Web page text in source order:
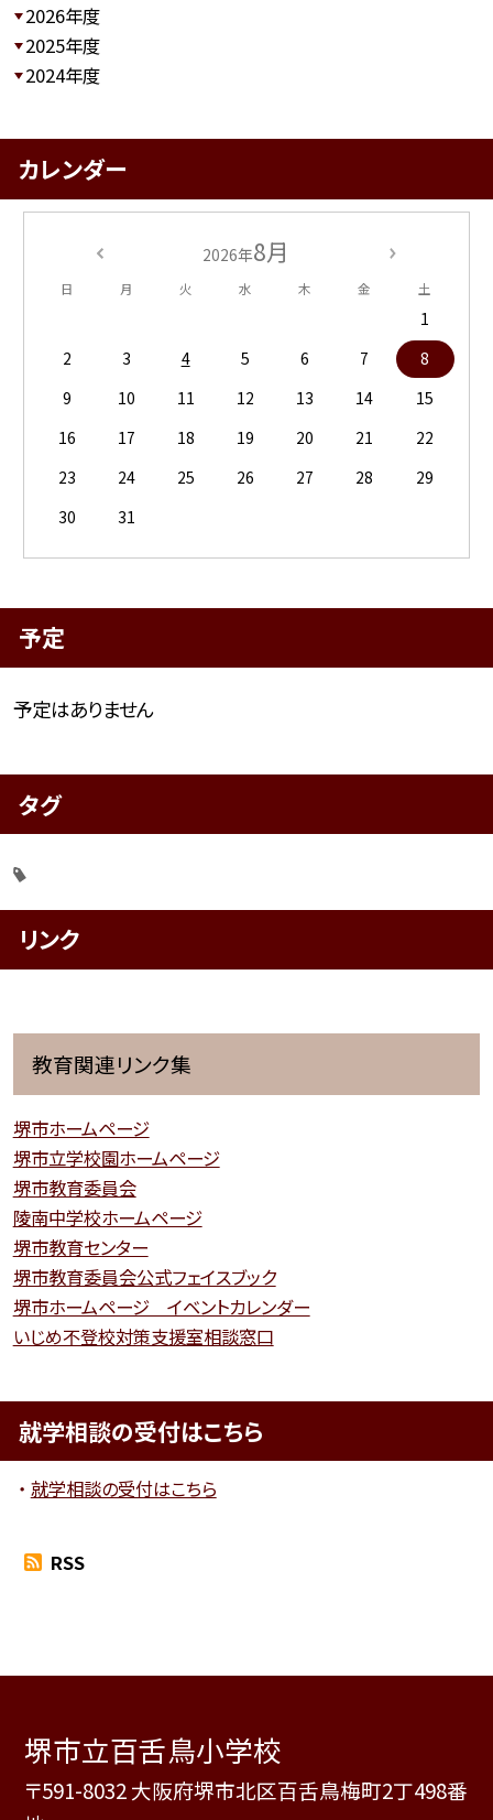
2026年度
2025年度
2024年度
カレンダー
2026年8月
日 月 火 水 木 金 土
1
2
3 4 5 6 7
8
9
10 11 12 13 14
15
16
17 18 19 20 21
22
23
24 25 26 27 28
29
30
31
予定
予定はありません
タグ
リンク
教育関連リンク集
堺市ホームページ
堺市立学校園ホームページ
堺市教育委員会
陵南中学校ホームページ
堺市教育センター
堺市教育委員会公式フェイスブック
堺市ホームページ イベントカレンダー
いじめ不登校対策支援室相談窓口
就学相談の受付はこちら
就学相談の受付はこちら
RSS
堺市立百舌鳥小学校
〒591-8032 大阪府堺市北区百舌鳥梅町2丁498番